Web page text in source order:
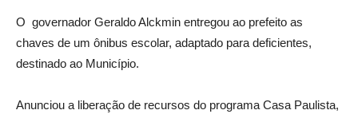
O governador Geraldo Alckmin entregou ao prefeito as
chaves de um ônibus escolar, adaptado para deficientes,
destinado ao Município.
Anunciou a liberação de recursos do programa Casa Paulista,